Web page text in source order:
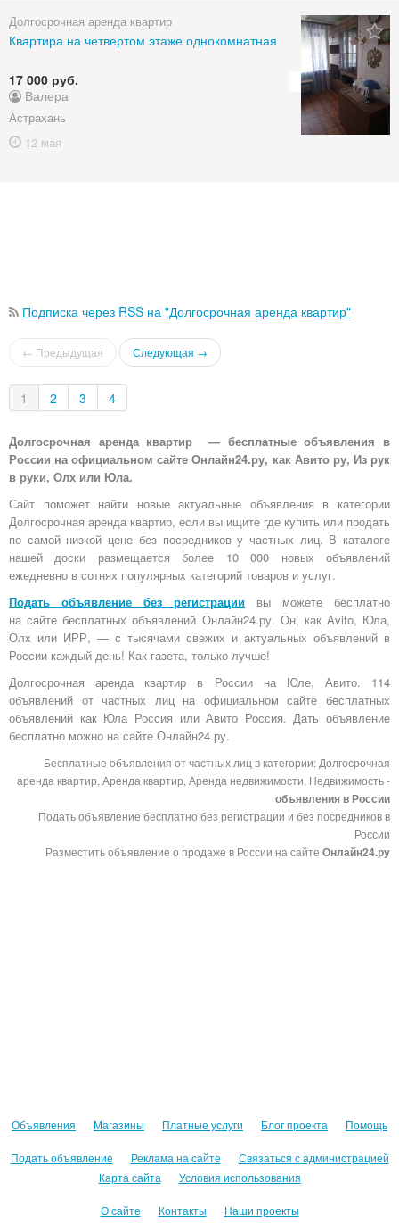
Долгосрочная аренда квартир
Квартира на четвертом этаже однокомнатная
17 000 руб.
Валера
Астрахань
12 мая
Подписка через RSS на "Долгосрочная аренда квартир"
← Предыдущая Следующая →
1 2 3 4
Долгосрочная аренда квартир — бесплатные объявления в
России на официальном сайте Онлайн24.ру, как Авито ру, Из рук
в руки, Олх или Юла.
Сайт поможет найти новые актуальные объявления в категории
Долгосрочная аренда квартир, если вы ищите где купить или продать
по самой низкой цене без посредников у частных лиц. В каталоге
нашей доски размещается более 10 000 новых объявлений
ежедневно в сотнях популярных категорий товаров и услуг.
Подать объявление без регистрации вы можете бесплатно
насайте бесплатных объявлений Онлайн24.ру. Он, как Avito, Юла,
Олх или ИРР, — с тысячами свежих и актуальных объявлений в
России каждый день! Как газета, только лучше!
Долгосрочная аренда квартир в России на Юле, Авито. 114
объявлений от частных лиц на официальном сайте бесплатных
объявлений как Юла Россия или Авито Россия. Дать объявление
бесплатно можно на сайте Онлайн24.ру.
Бесплатные объявления от частных лиц в категории: Долгосрочная
аренда квартир, Аренда квартир, Аренда недвижимости, Недвижимость -
объявления в России
Подать объявление бесплатно без регистрации и без посредников в
России
Разместить объявление о продаже в России на сайте Онлайн24.ру
Объявления Магазины Платные услуги Блог проекта Помощь
Подать объявление Реклама на сайте
Связаться с администрацией
Карта сайта
Условия использования
О сайте Контакты Наши проекты